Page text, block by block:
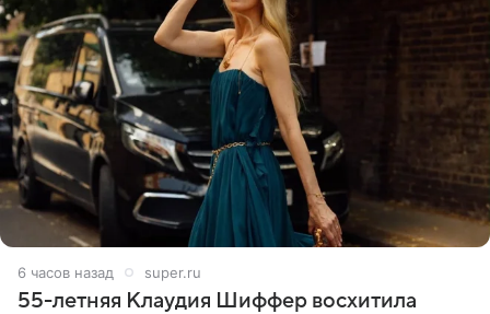
6 часов назад super.ru
55-летняя Клаудия Шиффер восхитила